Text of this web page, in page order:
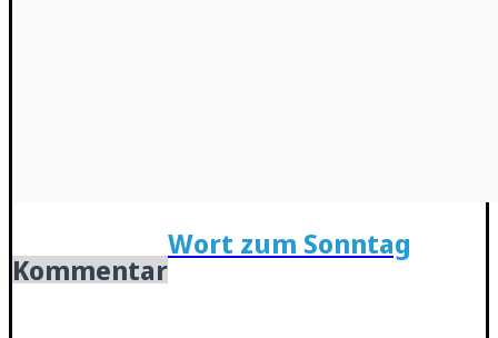
Kommentar
Wort zum Sonntag